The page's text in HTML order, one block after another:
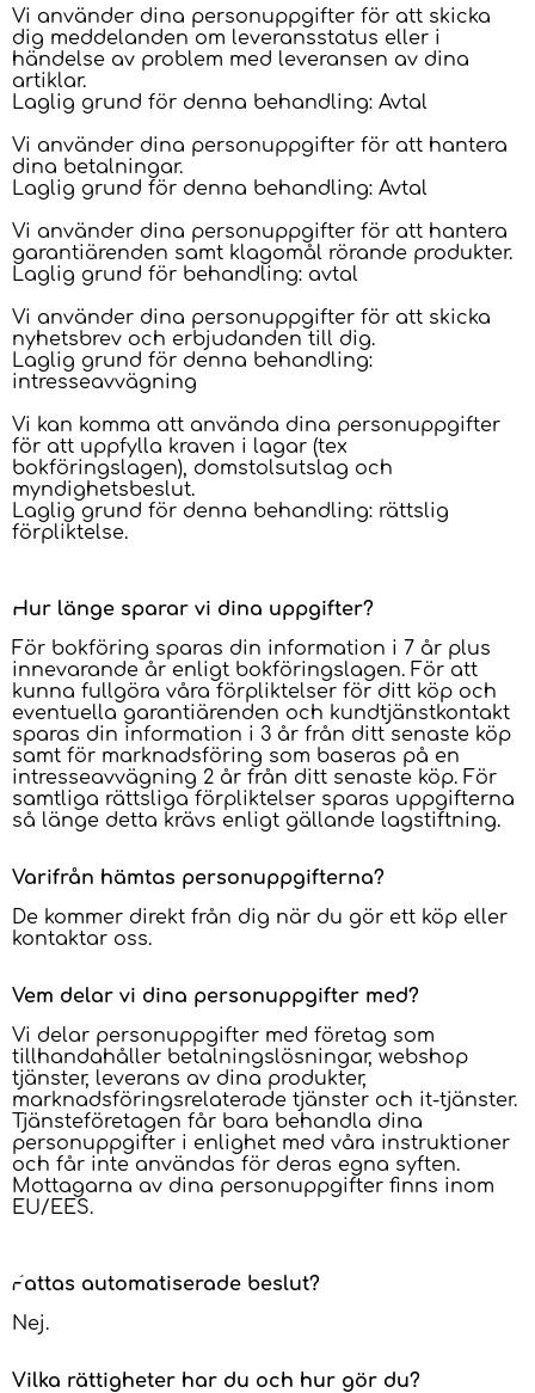
Vi använder dina personuppgifter för att skicka
dig meddelanden om leveransstatus eller i
händelse av problem med leveransen av dina
artiklar.
Laglig grund för denna behandling: Avtal
Vi använder dina personuppgifter för att hantera
dina betalningar.
Laglig grund för denna behandling: Avtal
Vi använder dina personuppgifter för att hantera
garantiärenden samt klagomål rörande produkter.
Laglig grund för behandling: avtal
Vi använder dina personuppgifter för att skicka
nyhetsbrev och erbjudanden till dig.
Laglig grund för denna behandling:
intresseavvägning
Vi kan komma att använda dina personuppgifter
för att uppfylla kraven i lagar (tex
bokföringslagen), domstolsutslag och
myndighetsbeslut.
Laglig grund för denna behandling: rättslig
förpliktelse.
Hur länge sparar vi dina uppgifter?
För bokföring sparas din information i 7 år plus
innevarande år enligt bokföringslagen. För att
kunna fullgöra våra förpliktelser för ditt köp och
eventuella garantiärenden och kundtjänstkontakt
sparas din information i 3 år från ditt senaste köp
samt för marknadsföring som baseras på en
intresseavvägning 2 år från ditt senaste köp. För
samtliga rättsliga förpliktelser sparas uppgifterna
så länge detta krävs enligt gällande lagstiftning.
Varifrån hämtas personuppgifterna?
De kommer direkt från dig när du gör ett köp eller
kontaktar oss.
Vem delar vi dina personuppgifter med?
Vi delar personuppgifter med företag som
tillhandahåller betalningslösningar, webshop
tjänster, leverans av dina produkter,
marknadsföringsrelaterade tjänster och it-tjänster.
Tjänsteföretagen får bara behandla dina
personuppgifter i enlighet med våra instruktioner
och får inte användas för deras egna syften.
Mottagarna av dina personuppgifter finns inom
EU/EES.
Fattas automatiserade beslut?
Nej.
Vilka rättigheter har du och hur gör du?